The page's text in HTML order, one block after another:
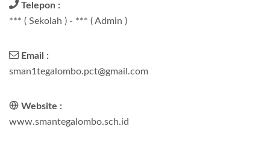
Telepon :
*** ( Sekolah ) - *** ( Admin )
Email :
sman1tegalombo.pct@gmail.com
Website :
www.smantegalombo.sch.id